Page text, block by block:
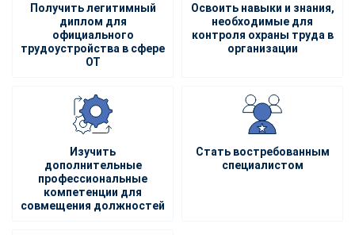
Получить легитимный
диплом для
официального
трудоустройства в сфере
ОТ
Освоить навыки и знания,
необходимые для
контроля охраны труда в
организации
Изучить
дополнительные
профессиональные
компетенции для
совмещения должностей
Стать востребованным
специалистом